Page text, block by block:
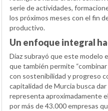
serie de actividades,
los próximos meses con el fin
productivo.
Un enfoque integral
Díaz subrayó que este modelo
que también permite
con sostenibilidad y progreso
capitalidad de Murcia busca
representa aproximadamente
por más de 43.000 empresas